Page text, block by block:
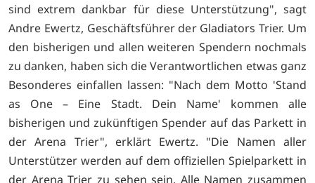
sind extrem dankbar für diese Unterstützung", sagt
Andre Ewertz, Geschäftsführer der Gladiators Trier. Um
den bisherigen und allen weiteren Spendern nochmals
zu danken, haben sich die Verantwortlichen etwas ganz
Besonderes einfallen lassen: "Nach dem Motto 'Stand
as One – Eine Stadt. Dein Name' kommen alle
bisherigen und zukünftigen Spender auf das Parkett in
der Arena Trier", erklärt Ewertz. "Die Namen aller
Unterstützer werden auf dem offiziellen Spielparkett in
der Arena Trier zu sehen sein. Alle Namen zusammen